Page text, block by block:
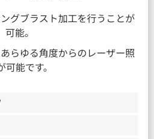
グブラスト加工を行うことが
可能。
らゆる角度からのレーザー照
可能です。